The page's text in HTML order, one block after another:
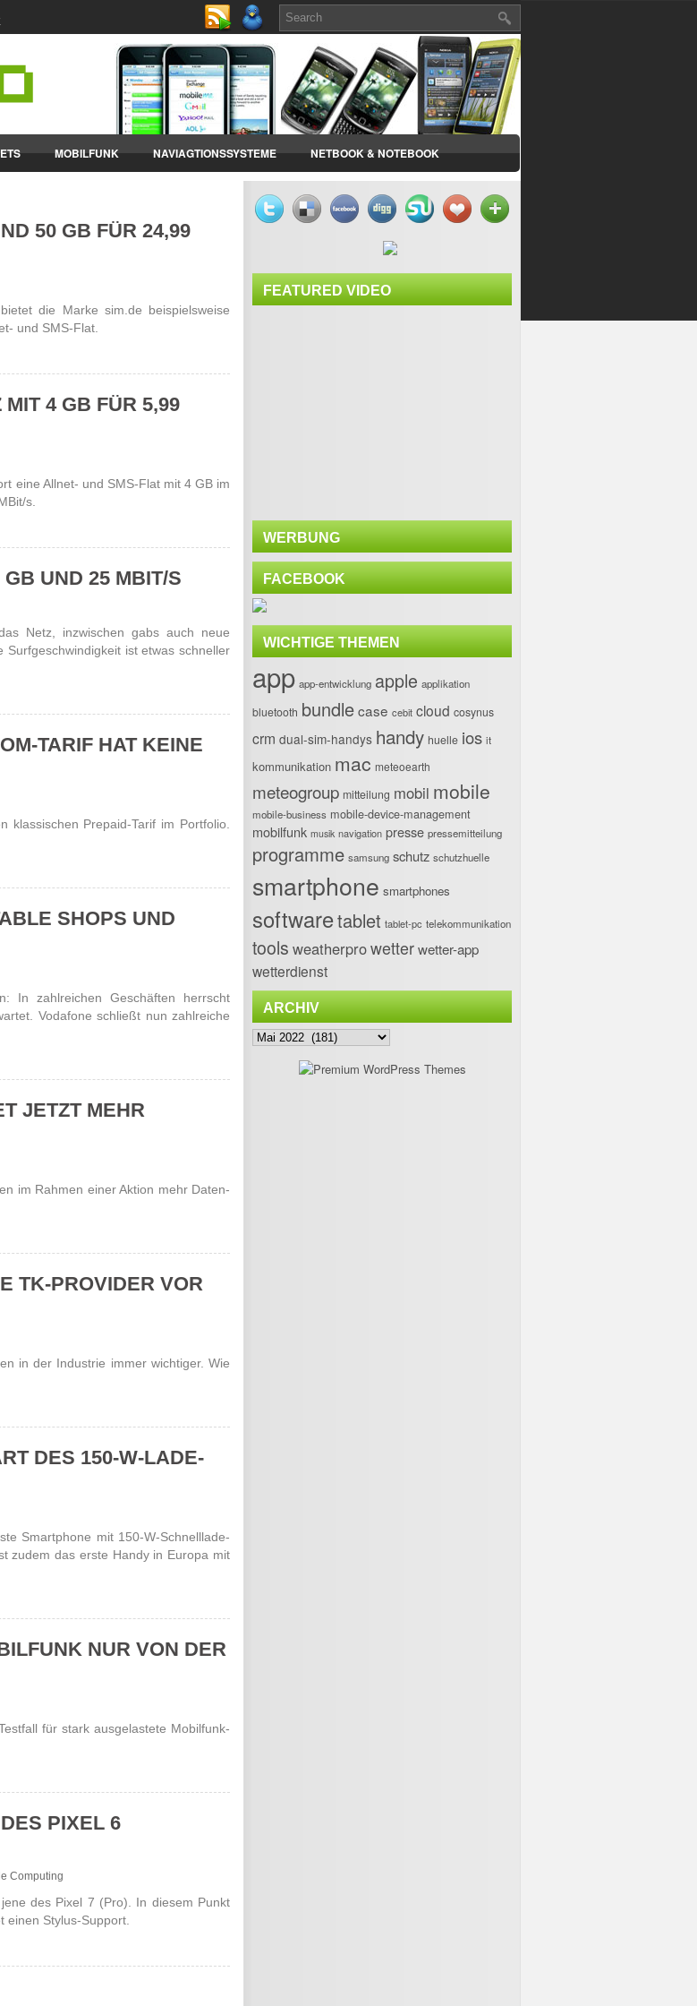
MOBILFUNK NAVIAGTIONSSYSTEME NETBOOK & NOTEBOOK
50 GB FÜR 24,99
die Marke sim.de beispiels­weise
und SMS-Flat.
4 GB FÜR 5,99
eine Allnet- und SMS-Flat mit 4 GB im
s.
UND 25 MBIT/S
Netz, inzwi­schen gabs auch neue
Surf­geschwin­dig­keit ist etwas schneller
TARIF HAT KEINE
klas­sischen Prepaid-Tarif im Port­folio.
SHOPS UND S
In zahl­rei­chen Geschäften herrscht
Voda­fone schließt nun zahl­reiche
JETZT MEHR
im Rahmen einer Aktion mehr Daten­
TK-PROVIDER VOR
in der Indus­trie immer wich­tiger. Wie
DES 150-W-LADE-
Smart­phone mit 150-W-Schnell­lade-
zudem das erste Handy in Europa mit
NUR VON DER
für stark ausge­las­tete Mobil­funk­
PIXEL 6
Computing
des Pixel 7 (Pro). In diesem Punkt
einen Stylus-Support.
FEATURED VIDEO
WERBUNG
FACEBOOK
WICHTIGE THEMEN
app app-entwicklung apple applikation
bluetooth bundlecase cebit cloud cosynus
crm dual-sim-handys handy huelle ios it
kommunikation mac meteoearth
meteogroup mitteilung mobil mobile
mobile-business mobile-device-management
mobilfunk musik navigation presse pressemitteilung
programme samsung schutz schutzhuelle
smartphone smartphones
softwaretablet tablet-pc telekommunikation
tools weatherprowetterwetter-app
wetterdienst
ARCHIV
Archiv